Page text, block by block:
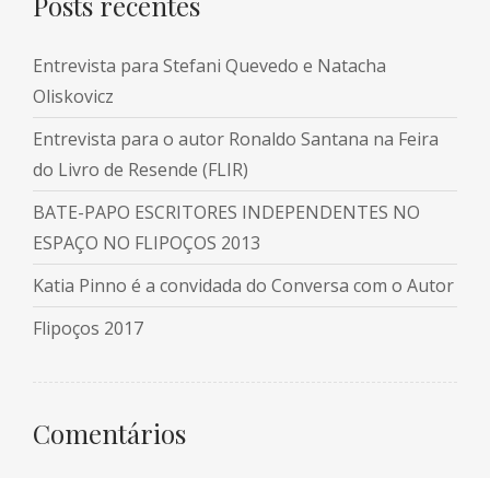
Entrevista para Stefani Quevedo e Natacha
Oliskovicz
Entrevista para o autor Ronaldo Santana na Feira
do Livro de Resende (FLIR)
BATE-PAPO ESCRITORES INDEPENDENTES NO
ESPAÇO NO FLIPOÇOS 2013
Katia Pinno é a convidada do Conversa com o Autor
Flipoços 2017
Comentários